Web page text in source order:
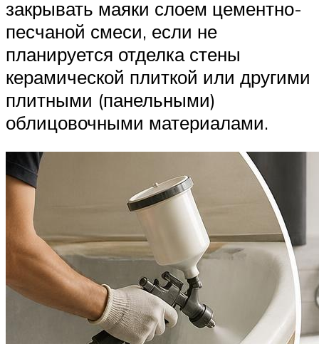
закрывать маяки слоем цементно-
песчаной смеси, если не
планируется отделка стены
керамической плиткой или другими
плитными (панельными)
облицовочными материалами.